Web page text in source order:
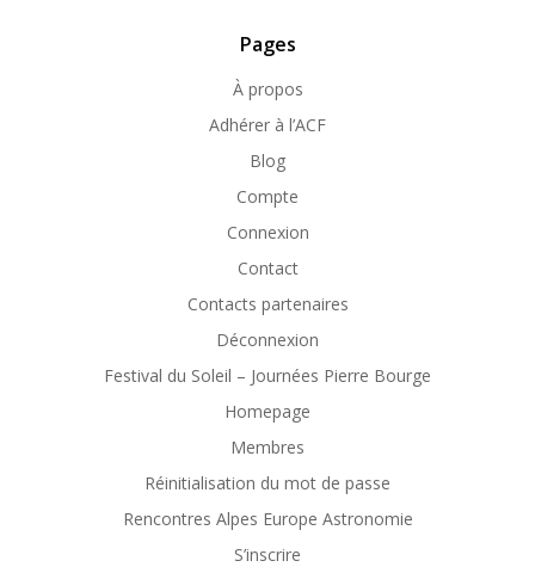
Pages
À propos
Adhérer à l’ACF
Blog
Compte
Connexion
Contact
Contacts partenaires
Déconnexion
Festival du Soleil – Journées Pierre Bourge
Homepage
Membres
Réinitialisation du mot de passe
Rencontres Alpes Europe Astronomie
S’inscrire